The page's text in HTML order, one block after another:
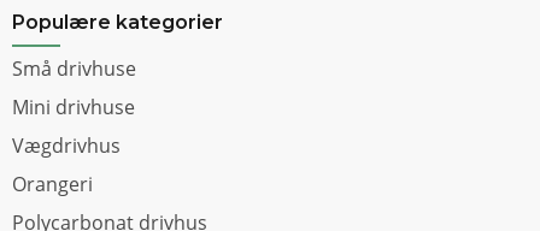
Populære kategorier
Små drivhuse
Mini drivhuse
Vægdrivhus
Orangeri
Polycarbonat drivhus